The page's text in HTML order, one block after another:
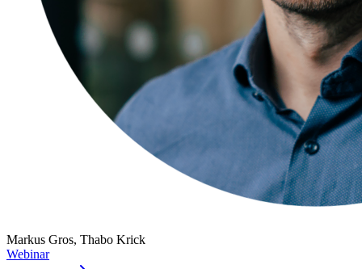
Markus Gros, Thabo Krick
Webinar